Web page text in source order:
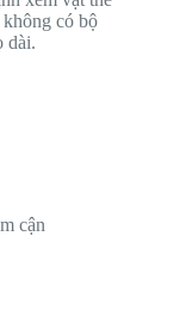
không có bộ
dài.
cận